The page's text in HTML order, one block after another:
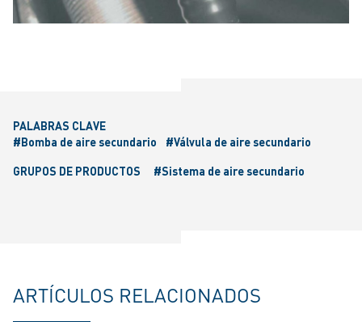
PALABRAS CLAVE
#Bomba de aire secundario
#Válvula de aire secundario
GRUPOS DE PRODUCTOS
#Sistema de aire secundario
ARTÍCULOS RELACIONADOS